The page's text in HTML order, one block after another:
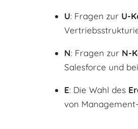
U: Fragen zur U-
N: Fragen zur N-
Salesforce und
E: Die Wahl des
von